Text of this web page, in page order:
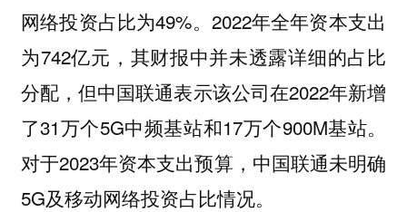
网络投资占比为49%。2022年全年资本支出
为742亿元，其财报中并未透露详细的占比
分配，但中国联通表示该公司在2022年新增
了31万个5G中频基站和17万个900M基站。
对于2023年资本支出预算，中国联通未明确
5G及移动网络投资占比情况。